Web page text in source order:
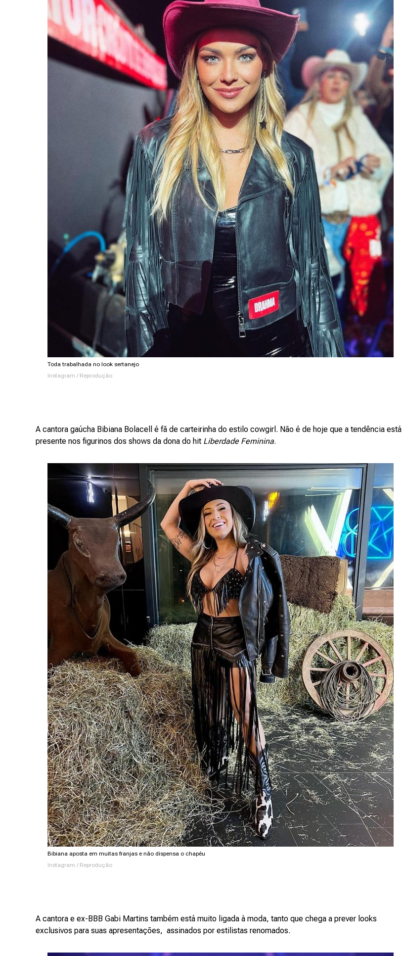
Toda trabalhada no look sertanejo
Instagram / Reprodução
A cantora gaúcha Bibiana Bolacell é fã de carteirinha do estilo cowgirl. Não é de hoje que a tendência está
presente nos figurinos dos shows da dona do hit Liberdade Feminina.
Bibiana aposta em muitas franjas e não dispensa o chapéu
Instagram / Reprodução
A cantora e ex-BBB Gabi Martins também está muito ligada à moda, tanto que chega a prever looks
exclusivos para suas apresentações, assinados por estilistas renomados.